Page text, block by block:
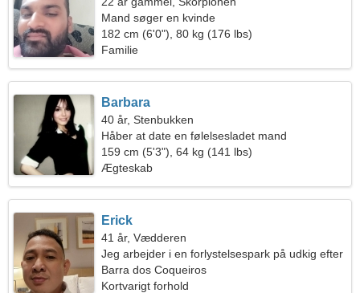
Mand søger en kvinde
182 cm (6'0"), 80 kg (176 lbs)
Familie
Barbara
40 år, Stenbukken
Håber at date en følelsesladet mand
159 cm (5'3"), 64 kg (141 lbs)
Ægteskab
Erick
41 år, Vædderen
Jeg arbejder i en forlystelsespark på udkig efter
en passioneret kvinde
Barra dos Coqueiros
Kortvarigt forhold